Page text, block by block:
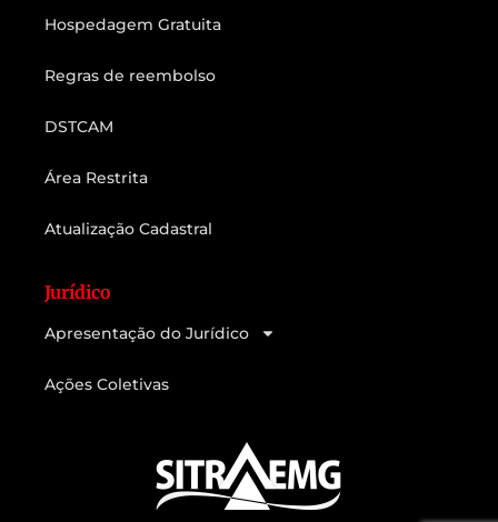
Hospedagem Gratuita
Regras de reembolso
DSTCAM
Área Restrita
Atualização Cadastral
Jurídico
Apresentação do Jurídico
Ações Coletivas